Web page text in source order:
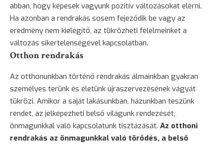
abban, hogy képesek vagyunk pozitív változásokat elérni.
Ha azonban a rendrakás sosem fejeződik be vagy az
eredmény nem kielégítő, az tükrözheti félelmeinket a
változás sikertelenségével kapcsolatban.
Otthon rendrakás
Az otthonunkban történő rendrakás álmainkban gyakran
személyes terünk és életünk újraszervezésének vágyát
tükrözi. Amikor a saját lakásunkban, házunkban teszünk
rendet, az jelképezheti belső világunk rendezését,
önmagunkkal való kapcsolatunk tisztázását. Az otthoni
rendrakás az önmagunkkal való törődés, a belső